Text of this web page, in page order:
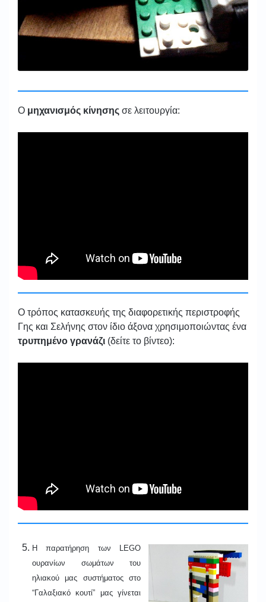
Ο μηχανισμός κίνησης σε λειτουργία:
Ο τρόπος κατασκευής της διαφορετικής περιστροφής
Γης και Σελήνης στον ίδιο άξονα χρησιμοποιώντας ένα
τρυπημένο γρανάζι (δείτε το βίντεο):
Η παρατήρηση των LEGO
ουρανίων σωμάτων του
ηλιακού μας συστήματος στο
“Γαλαξιακό κουτί” μας γίνεται